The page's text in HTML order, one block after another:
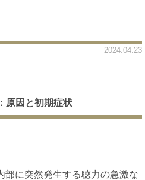
2024.04.23
原因と初期症状
部に突然発生する聴力の急激な